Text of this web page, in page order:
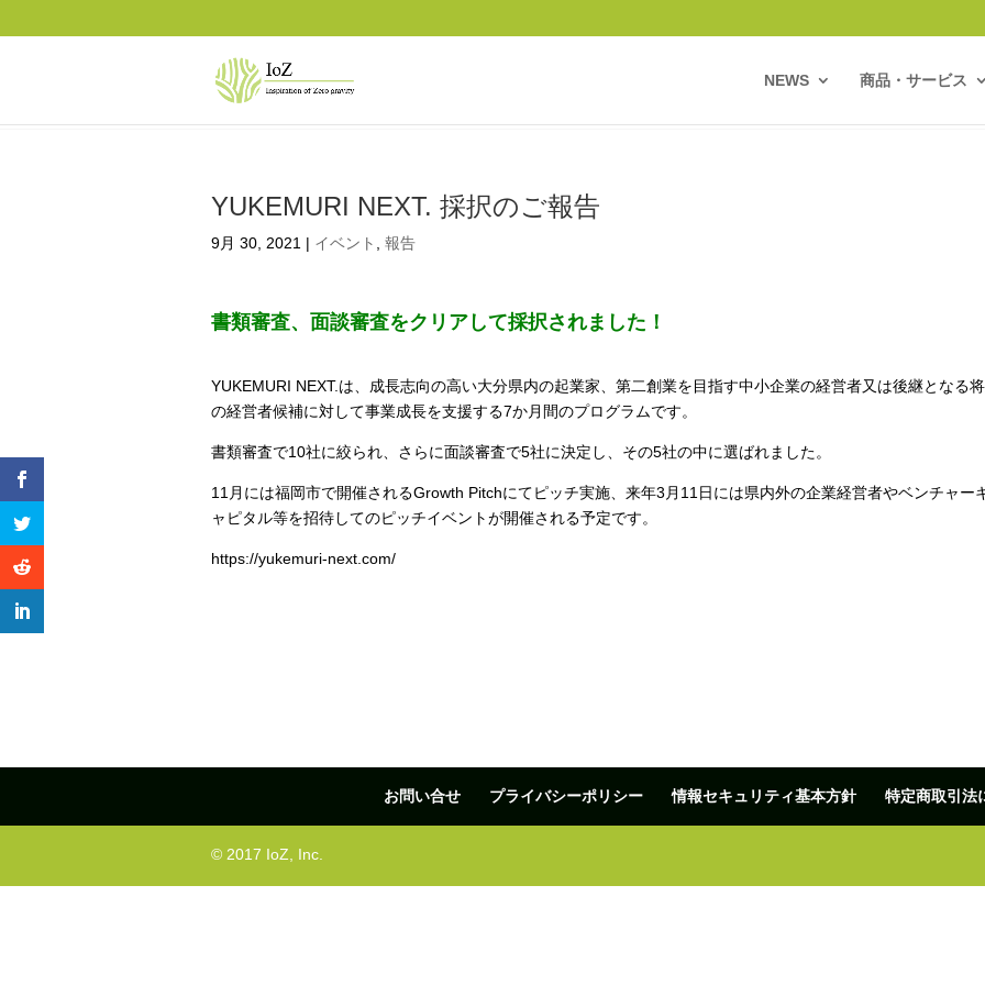
NEWS 商品・サービス
YUKEMURI NEXT. 採択のご報告
9月 30, 2021 | イベント 報告
書類審査、面談審査をクリアして採択されました！
YUKEMURI NEXT.は、成長志向の高い大分県内の起業家、第二創業を目指す中小企業の経営者又は後継となる
の経営者候補に対して事業成長を支援する7か月間のプログラムです。
書類審査で10社に絞られ、さらに面談審査で5社に決定し、その5社の中に選ばれました。
11月には福岡市で開催されるGrowth Pitchにてピッチ実施、来年3月11日には県内外の企業経営者やベンチャー
ャピタル等を招待してのピッチイベントが開催される予定です。
https://yukemuri-next.com/
お問い合せ プライバシーポリシー 情報セキュリティ基本方針 特定商取引法
© 2017 IoZ, Inc.